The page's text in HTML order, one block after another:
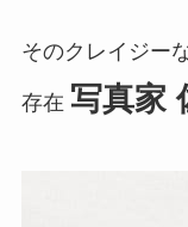
そのクレイジー
存在 写真家